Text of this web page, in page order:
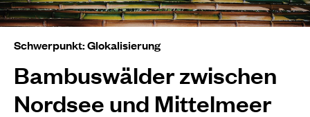
Schwerpunkt: Glokalisierung
Bambuswälder zwischen
Nordsee und Mittelmeer